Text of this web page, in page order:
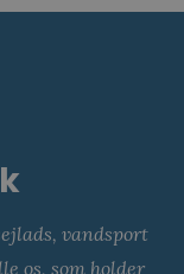
vandsport
os, som holder